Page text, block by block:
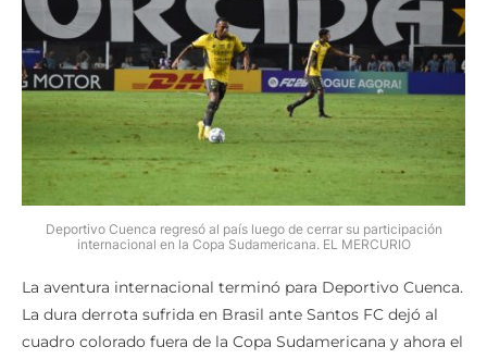
Deportivo Cuenca regresó al país luego de cerrar su participación
internacional en la Copa Sudamericana. EL MERCURIO
La aventura internacional terminó para Deportivo Cuenca.
La dura derrota sufrida en Brasil ante Santos FC dejó al
cuadro colorado fuera de la Copa Sudamericana y ahora el